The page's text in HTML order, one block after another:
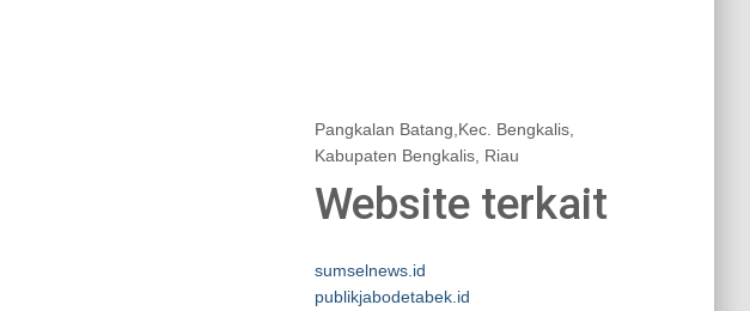
Pangkalan Batang,Kec. Bengkalis,
Kabupaten Bengkalis, Riau
Website terkait
sumselnews.id
publikjabodetabek.id